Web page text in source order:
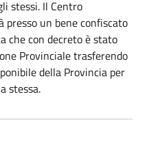
stessi. Il Centro
presso un bene confiscato
che con decreto è stato
Provinciale trasferendo
della Provincia per
stessa.